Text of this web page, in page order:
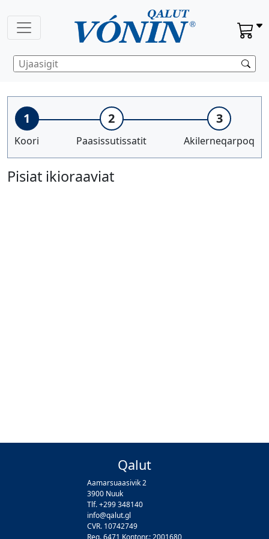
1
Koori
2
Paasissutissatit
3
Akilerneqarpoq
Pisiat ikioraaviat
Qalut
Aamarsuaasivik 2
3900 Nuuk
Tlf. +299 348140
info@qalut.gl
CVR. 10742749
Reg. 6471 Kontonr.: 2001680